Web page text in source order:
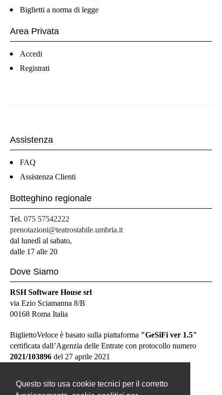
Questo sito usa cookie tecnici per il corretto
Biglietti a norma di legge
Area Privata
Accedi
Registrati
Assistenza
FAQ
Assistenza Clienti
Botteghino regionale
Tel. 075 57542222
prenotazioni@teatrostabile.umbria.it
dal lunedì al sabato,
dalle 17 alle 20
Dove Siamo
RSH Software House srl
via Ezio Sciamanna 8/B
00168 Roma Italia
BigliettoVeloce è basato sulla piattaforma "GeSiFi ver 1.5"
certificata dall’Agenzia delle Entrate con protocollo numero
2021/103896 del 27 aprile 2021